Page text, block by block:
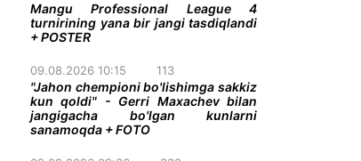
Mangu Professional League 4
turnirining yana bir jangi tasdiqlandi
+ POSTER
09.08.2026 10:15 113
"Jahon chempioni bo'lishimga sakkiz
kun qoldi" - Gerri Maxachev bilan
jangigacha bo'lgan kunlarni
sanamoqda + FOTO